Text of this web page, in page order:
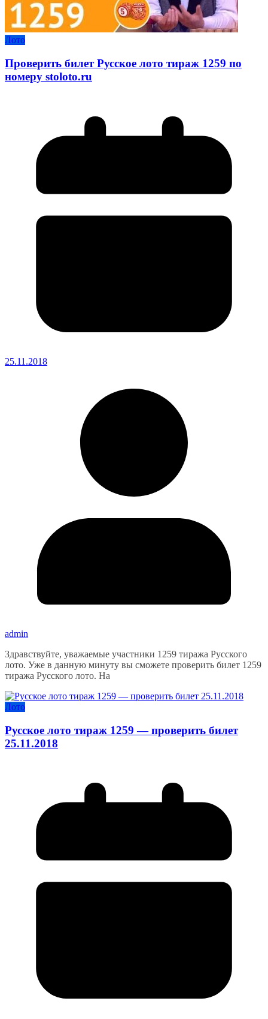
Лото
Проверить билет Русское лото тираж 1259 по
номеру stoloto.ru
25.11.2018
admin
Здравствуйте, уважаемые участники 1259 тиража Русского
лото. Уже в данную минуту вы сможете проверить билет 1259
тиража Русского лото. На
Лото
Русское лото тираж 1259 — проверить билет
25.11.2018